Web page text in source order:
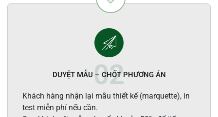
DUYỆT MẪU – CHỐT PHƯƠNG ÁN
Khách hàng nhận lại mẫu thiết kế (marquette), in
test miễn phí nếu cần.